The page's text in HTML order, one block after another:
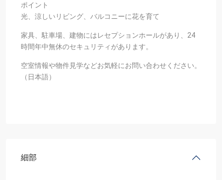
ポイント
光、涼しいリビング、バルコニーに花を育て
家具、駐車場、建物にはレセプションホールがあり、24
時間年中無休のセキュリティがあります。
空室情報や物件見学などお気軽にお問い合わせください。
（日本語）
細部